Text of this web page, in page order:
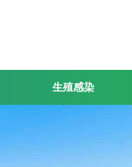
生殖感染